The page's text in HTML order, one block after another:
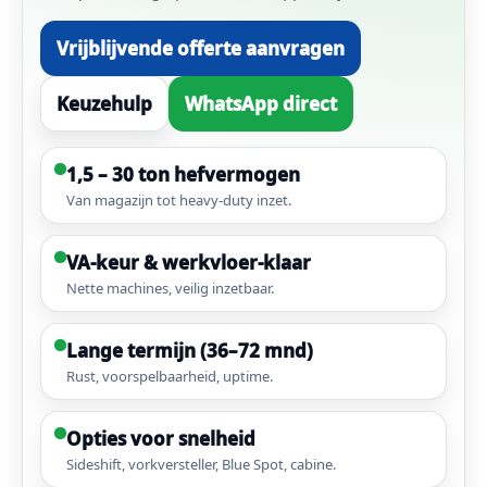
Vrijblijvende offerte aanvragen
Keuzehulp WhatsApp direct
1,5 – 30 ton hefvermogen
Van magazijn tot heavy-duty inzet.
VA-keur & werkvloer-klaar
Nette machines, veilig inzetbaar.
Lange termijn (36–72 mnd)
Rust, voorspelbaarheid, uptime.
Opties voor snelheid
Sideshift, vorkversteller, Blue Spot, cabine.